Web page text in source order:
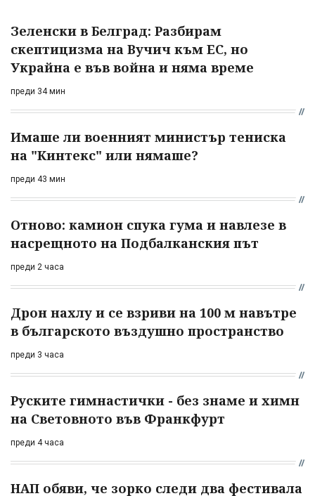
Зеленски в Белград: Разбирам
скептицизма на Вучич към ЕС, но
Украйна е във война и няма време
преди 34 мин
Имаше ли военният министър тениска
на "Кинтекс" или нямаше?
преди 43 мин
Отново: камион спука гума и навлезе в
насрещното на Подбалканския път
преди 2 часа
Дрон нахлу и се взриви на 100 м навътре
в българското въздушно пространство
преди 3 часа
Руските гимнастички - без знаме и химн
на Световното във Франкфурт
преди 4 часа
НАП обяви, че зорко следи два фестивала